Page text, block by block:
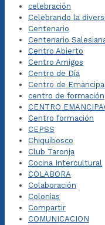
celebración
Celebrando la
Centenario
Centenario
Centro Abierto
Centro Amigos
Centro de Día
Centro de
centro de formación
CENTRO
Centro formación
CEPSS
Chiquibosco
Club Taronja
Cocina Intercultural
COLABORA
Colaboración
Colonias
Compartir
COMUNICACION